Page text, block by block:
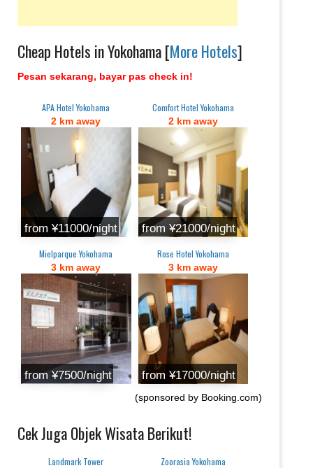
Cheap Hotels in Yokohama [More Hotels]
Pesan sekarang, bayar pas check in!
APA Hotel Yokohama
2 km away
from ¥11000/night
Comfort Hotel Yokohama
2 km away
from ¥21000/night
Mielparque Yokohama
3 km away
from ¥7500/night
Rose Hotel Yokohama
3 km away
from ¥17000/night
(sponsored by Booking.com)
Cek Juga Objek Wisata Berikut!
Landmark Tower Zoorasia Yokohama